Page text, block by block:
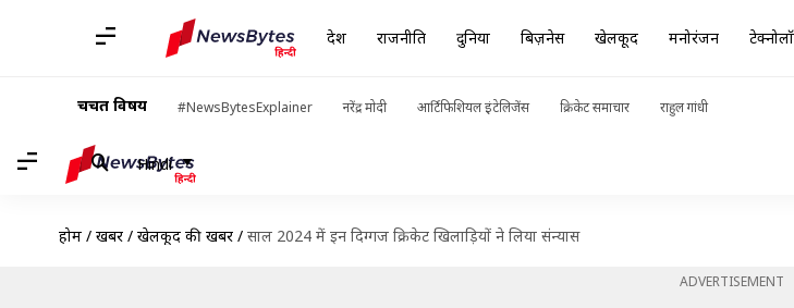
देश राजनीति दुनिया बिज़नेस खेलकूद मनोरंजन
चर्चित विषय #NewsBytesExplainer नरेंद्र मोदी आर्टिफिशियल इंटेलिजेंस क्रिकेट समाचार राहुल गांधी
Hindi
होम / खबरें / खेलकूद की खबरें / साल 2024 में इन दिग्गज क्रिकेट खिलाड़ियों ने लिया संन्यास
ADVERTISEMENT